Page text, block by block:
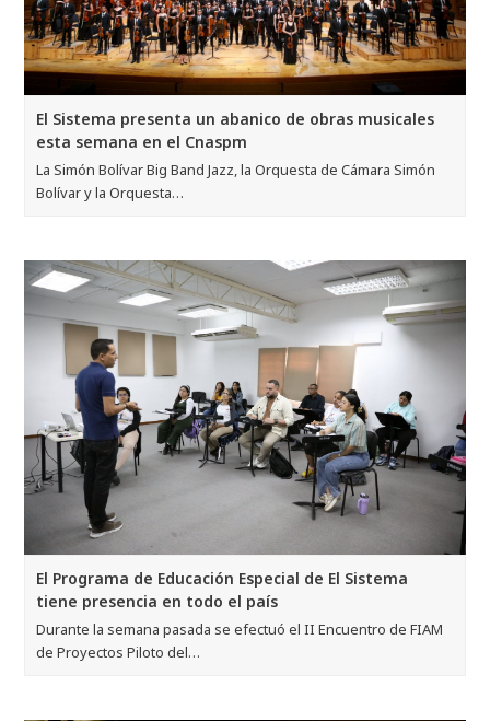
El Sistema presenta un abanico de obras musicales
esta semana en el Cnaspm
La Simón Bolívar Big Band Jazz, la Orquesta de Cámara Simón
Bolívar y la Orquesta…
El Programa de Educación Especial de El Sistema
tiene presencia en todo el país
Durante la semana pasada se efectuó el II Encuentro de FIAM
de Proyectos Piloto del…